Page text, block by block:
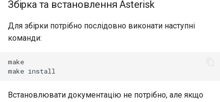
Збірка та встановлення Asterisk
Для збірки потрібно послідовно виконати наступні
команди:
make
make
Встановлювати документацію не потрібно, але якщо